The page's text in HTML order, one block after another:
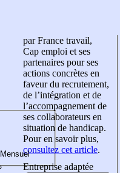
par France travail,
Cap emploi et ses
partenaires pour ses
actions concrètes en
faveur du recrutement,
de l’intégration et de
l’accompagnement de
ses collaborateurs en
situation de handicap.
Pour en savoir plus,
consultez cet article.
Entreprise adaptée